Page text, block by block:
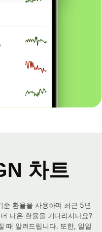
차트
환율을 사용하며 최근 5년
나은 환율을 기다리시나요?
때 알려드립니다. 또한, 일일